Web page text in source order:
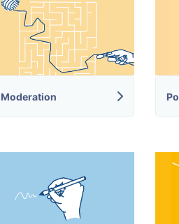
Moderation